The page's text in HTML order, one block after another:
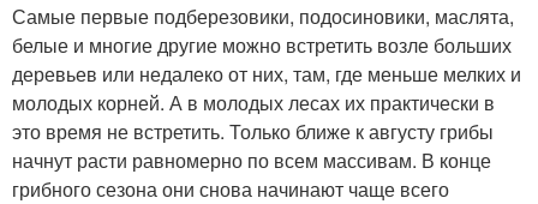
Самые первые подберезовики, подосиновики, маслята,
белые и многие другие можно встретить возле больших
деревьев или недалеко от них, там, где меньше мелких и
молодых корней. А в молодых лесах их практически в
это время не встретить. Только ближе к августу грибы
начнут расти равномерно по всем массивам. В конце
грибного сезона они снова начинают чаще всего